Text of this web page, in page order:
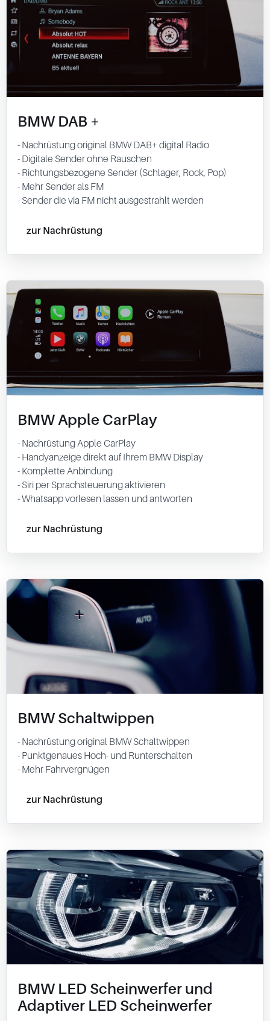
BMW DAB +
- Nachrüstung original BMW DAB+ digital Radio
- Digitale Sender ohne Rauschen
- Richtungsbezogene Sender (Schlager, Rock, Pop)
- Mehr Sender als FM
- Sender die via FM nicht ausgestrahlt werden
zur Nachrüstung
BMW Apple CarPlay
- Nachrüstung Apple CarPlay
- Handyanzeige direkt auf Ihrem BMW Display
- Komplette Anbindung
- Siri per Sprachsteuerung aktivieren
- Whatsapp vorlesen lassen und antworten
zur Nachrüstung
BMW Schaltwippen
- Nachrüstung original BMW Schaltwippen
- Punktgenaues Hoch- und Runterschalten
- Mehr Fahrvergnügen
zur Nachrüstung
BMW LED Scheinwerfer und
Adaptiver LED Scheinwerfer